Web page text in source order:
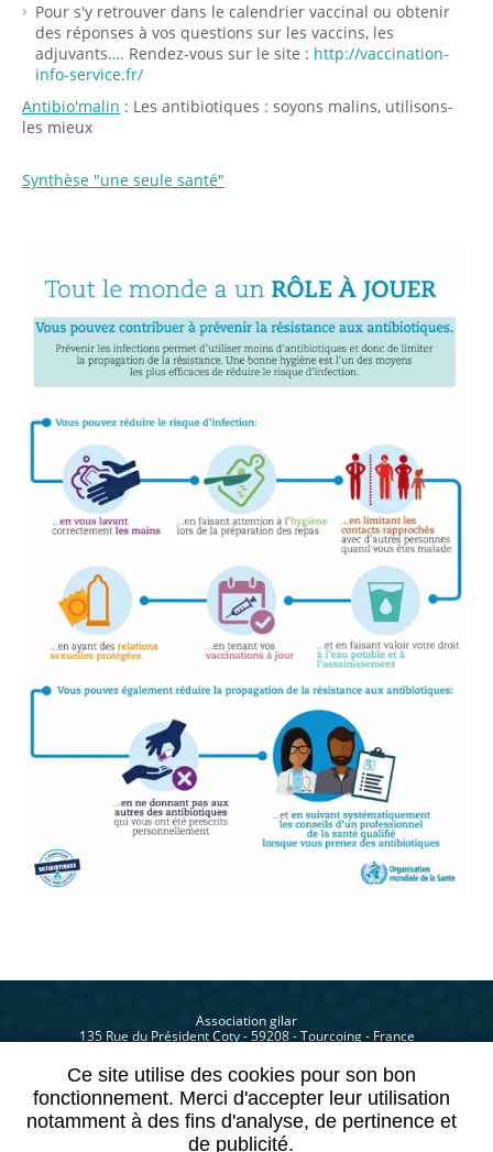
Pour s'y retrouver dans le calendrier vaccinal ou obtenir
des réponses à vos questions sur les vaccins, les
adjuvants…. Rendez-vous sur le site : http://vaccination-
info-service.fr/
Antibio'malin : Les antibiotiques : soyons malins, utilisons-
les mieux
Synthèse "une seule santé"
Association gilar
135 Rue du Président Coty - 59208 - Tourcoing - France
Site réalisé avec le soutien
de l'ARS Hauts-de-France
Ce site utilise des cookies pour son bon
fonctionnement. Merci d'accepter leur utilisation
notamment à des fins d'analyse, de pertinence et
de publicité.